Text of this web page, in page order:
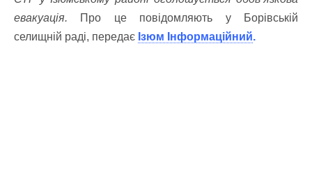
евакуація. Про це повідомляють у Борівській
селищній раді, передає Ізюм Інформаційний.